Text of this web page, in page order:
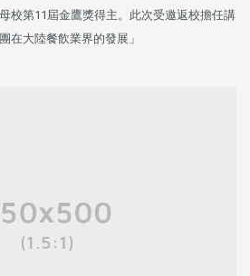
校第11屆金鷹獎得主。此次受邀返校擔任講
在大陸餐飲業界的發展」